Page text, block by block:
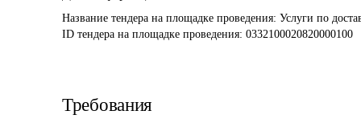
Название тендера на площадке проведения: Услуги по
ID тендера на площадке проведения: 0332100020820000100
Требования